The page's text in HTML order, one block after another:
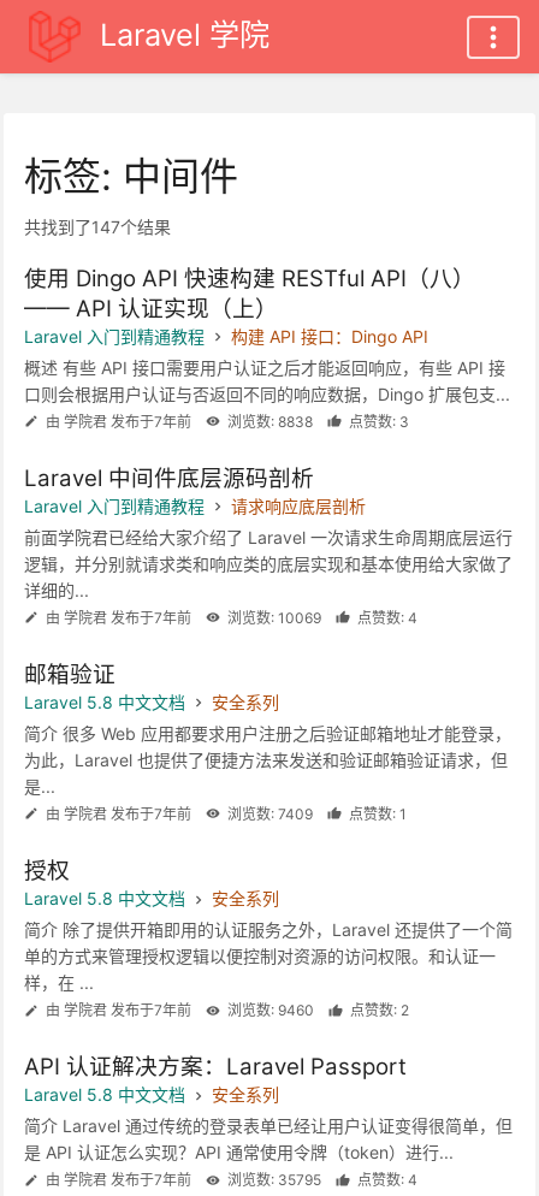
Laravel 学院
标签: 中间件
共找到了147个结果
使用 Dingo API 快速构建 RESTful API（八）
—— API 认证实现（上）
Laravel 入门到精通教程
构建 API 接口：Dingo API
概述 有些 API 接口需要用户认证之后才能返回响应，有些 API 接
口则会根据用户认证与否返回不同的响应数据，Dingo 扩展包支...
由 学院君 发布于7年前 浏览数: 8838 点赞数: 3
Laravel 中间件底层源码剖析
Laravel 入门到精通教程
请求响应底层剖析
前面学院君已经给大家介绍了 Laravel 一次请求生命周期底层运行
逻辑，并分别就请求类和响应类的底层实现和基本使用给大家做了
详细的...
由 学院君 发布于7年前 浏览数: 10069 点赞数: 4
邮箱验证
Laravel 5.8 中文文档
安全系列
简介 很多 Web 应用都要求用户注册之后验证邮箱地址才能登录，
为此，Laravel 也提供了便捷方法来发送和验证邮箱验证请求，但
是...
由 学院君 发布于7年前 浏览数: 7409 点赞数: 1
授权
Laravel 5.8 中文文档
安全系列
简介 除了提供开箱即用的认证服务之外，Laravel 还提供了一个简
单的方式来管理授权逻辑以便控制对资源的访问权限。和认证一
样，在 ...
由 学院君 发布于7年前 浏览数: 9460 点赞数: 2
API 认证解决方案：Laravel Passport
Laravel 5.8 中文文档
安全系列
简介 Laravel 通过传统的登录表单已经让用户认证变得很简单，但
是 API 认证怎么实现？API 通常使用令牌（token）进行...
由 学院君 发布于7年前 浏览数: 35795 点赞数: 4